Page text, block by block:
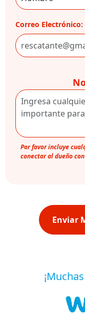
Correo Electrónico:
Por favor incluye
conectar al dueño
Enviar